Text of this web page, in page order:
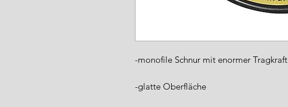
-monofile Schnur mit enormer Tragkraft
-glatte Oberfläche